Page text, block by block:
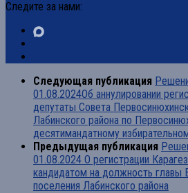
Следите за нами:
Следующая публикация
01.08.2024Об аннулировании
депутаты Совета
Лабинского района по
десятимандатному
Предыдущая публикация
01.08.2024 О регистрации
кандидатом на должность главы
поселения Лабинского района